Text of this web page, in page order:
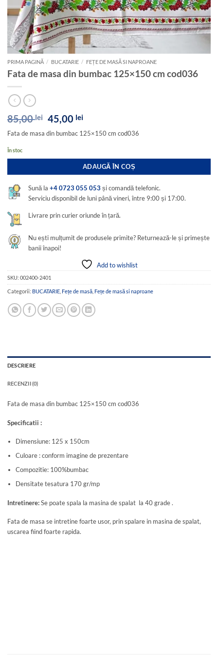
PRIMA PAGINĂ / BUCATARIE / FEȚE DE MASĂ SI NAPROANE
Fata de masa din bumbac 125×150 cm cod036
85,00lei
Prețul
inițial
a
85,00 lei.
45,00 leiPrețul
este:
Fata de masa din bumbac 125×150 cm cod036
În stoc
ADAUGĂ ÎN COȘ
Sună la+4 0723 055 053 și comandă telefonic.
Serviciu disponibil de luni până vineri, între 9:00 și 17:00.
Livrare prin curier oriunde în țară.
Nu ești mulțumit de produsele primite? Returnează-le și primește
banii înapoi!
Add to wishlist
SKU: 002400-2401
Categorii: BUCATARIE Fețe de masă Fețe de masă si naproane
DESCRIERE
RECENZII (0)
Fata de masa din bumbac 125×150 cm cod036
Specificatii :
Dimensiune: 125 x 150cm
Culoare : conform imagine de prezentare
Compozitie: 100%bumbac
Densitate tesatura 170 gr/mp
Intretinere:Se poate spala la masina de spalat la 40 grade .
Fata de masa se intretine foarte usor, prin spalare in masina de spalat,
uscarea fiind foarte rapida.